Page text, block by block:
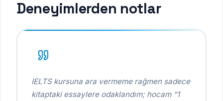
Deneyimlerden notlar
IELTS kursuna ara vermeme rağmen sadece
kitaptaki essaylere odaklandım; hocam “1